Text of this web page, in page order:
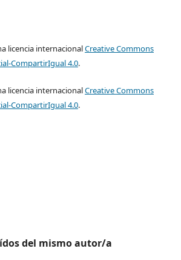
licencia internacionalCreative Commons
CompartirIgual 4.0.
licencia internacionalCreative Commons
CompartirIgual 4.0.
del mismo autor/a